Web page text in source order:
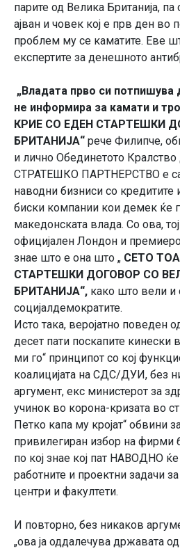
парите од Велика Британија, па
ајван и човек кој е прв ден во
проблем му се каматите. Еве
експертите за денешното
„Владата прво си потпишува
не информира за камати и
КРИЕ СО ЕДЕН СТАРТЕШКИ
БРИТАНИЈА“ рече Филипче,
и лично Обединетото
СТРАТЕШКО ПАРТНЕРСТВО е
наводни бизниси со кредитите
биски компании кои демек ќе
македонската влада. Со ова,
официјален Лондон и
знае што е она што „ СЕТО
СТАРТЕШКИ ДОГОВОР СО
БРИТАНИЈА“, како што вели и
социјалдемократите.
Исто така, веројатно поведен
десет пати поскапите кинески
ми го“ принципот со кој
коалицијата на СДС/ДУИ, без
аргумент, екс министерот за
учинок во корона-кризата во
Петко капа му кројат“ обвини
привилегиран избор на фирми
по кој знае кој пат НАВОДНО
работните и проектни задачи
центри и факултети.
И повторно, без никаков
„ова ја оддалечува државата